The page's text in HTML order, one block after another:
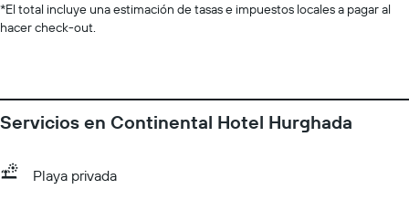
*El total incluye una estimación de tasas e impuestos locales a pagar al
hacer check-out.
Servicios en Continental Hotel Hurghada
Playa privada